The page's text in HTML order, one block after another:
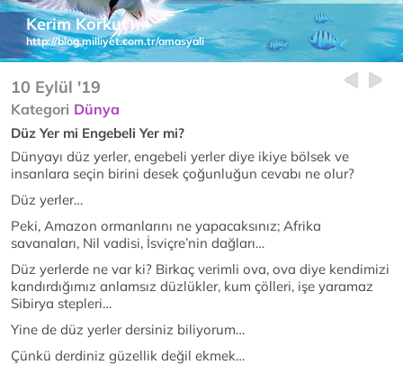
Kerim Korkut
http://blog.milliyet.com.tr/amasyali
10 Eylül '19
Kategori Dünya
Düz Yer mi Engebeli Yer mi?
Dünyayı düz yerler, engebeli yerler diye ikiye bölsek ve
insanlara seçin birini desek çoğunluğun cevabı ne olur?
Düz yerler…
Peki, Amazon ormanlarını ne yapacaksınız; Afrika
savanaları, Nil vadisi, İsviçre’nin dağları…
Düz yerlerde ne var ki? Birkaç verimli ova, ova diye kendimizi
kandırdığımız anlamsız düzlükler, kum çölleri, işe yaramaz
Sibirya stepleri…
Yine de düz yerler dersiniz biliyorum…
Çünkü derdiniz güzellik değil ekmek…